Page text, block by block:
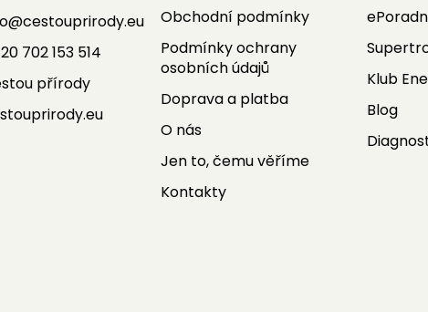
@cestouprirody.eu
702 153 514
přírody
Obchodní podmínky
Podmínky ochrany
osobních údajů
Doprava a platba
O nás
Jen to, čemu věříme
Kontakty
Klub
Blog